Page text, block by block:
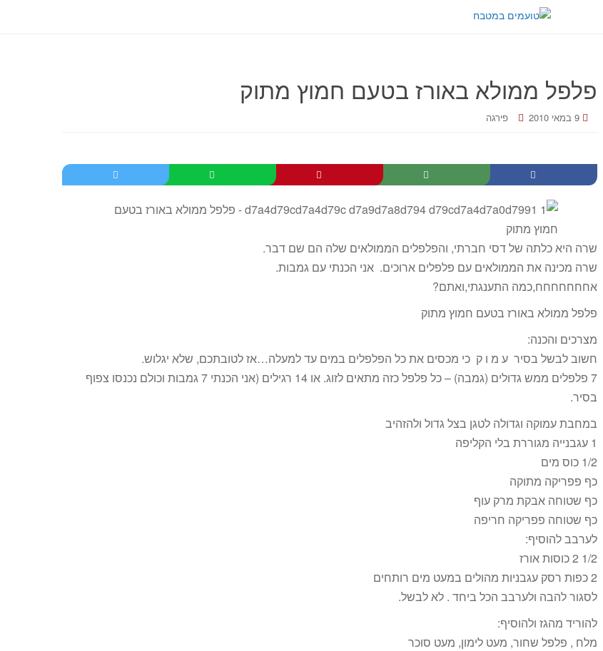
פלפל ממולא באורז בטעם חמוץ מתוק
9 במאי 2010 פירגה
שרה היא כלתה של דסי חברתי, והפלפלים הממולאים שלה הם שם דבר.
שרה מכינה את הממולאים עם פלפלים ארוכים. אני הכנתי עם גמבות.
אחחחחחחח,כמה התענגתי,ואתם?
פלפל ממולא באורז בטעם חמוץ מתוק
מצרכים והכנה:
חשוב לבשל בסיר ע מ ו ק כי מכסים את כל הפלפלים במים עד למעלה…אז לטובתכם, שלא יגלוש.
7 פלפלים ממש גדולים (גמבה) – כל פלפל כזה מתאים לזוג. או 14 רגילים (אני הכנתי 7 גמבות וכולם נכנסו צפוף
בסיר.
במחבת עמוקה וגדולה לטגן בצל גדול ולהזהיב
1 עגבנייה מגוררת בלי הקליפה
1/2 כוס מים
כף פפריקה מתוקה
כף שטוחה אבקת מרק עוף
כף שטוחה פפריקה חריפה
לערבב להוסיף:
1/2 2 כוסות אורז
2 כפות רסק עגבניות מהולים במעט מים רותחים
לסגור להבה ולערבב הכל ביחד . לא לבשל.
להוריד מהגז ולהוסיף:
מלח , פלפל שחור, מעט לימון, מעט סוכר